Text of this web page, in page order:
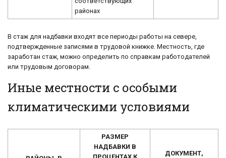
районах
В стаж для надбавки входят все периоды работы на севере,
подтвержденные записями в трудовой книжке. Местность, где
заработан стаж, можно определить по справкам работодателей
или трудовым договорам.
Иные местности с особыми
климатическими условиями
РАЗМЕР
НАДБАВКИ В
ДОКУМЕНТ,